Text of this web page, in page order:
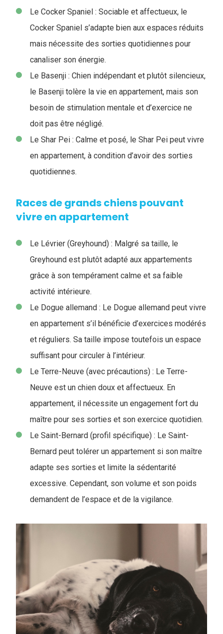
Le Cocker Spaniel : Sociable et affectueux, le
Cocker Spaniel s’adapte bien aux espaces réduits
mais nécessite des sorties quotidiennes pour
canaliser son énergie.
Le Basenji : Chien indépendant et plutôt silencieux,
le Basenji tolère la vie en appartement, mais son
besoin de stimulation mentale et d’exercice ne
doit pas être négligé.
Le Shar Pei : Calme et posé, le Shar Pei peut vivre
en appartement, à condition d’avoir des sorties
quotidiennes.
Races de grands chiens pouvant
vivre en appartement
Le Lévrier (Greyhound) : Malgré sa taille, le
Greyhound est plutôt adapté aux appartements
grâce à son tempérament calme et sa faible
activité intérieure.
Le Dogue allemand : Le Dogue allemand peut vivre
en appartement s’il bénéficie d’exercices modérés
et réguliers. Sa taille impose toutefois un espace
suffisant pour circuler à l’intérieur.
Le Terre-Neuve (avec précautions) : Le Terre-
Neuve est un chien doux et affectueux. En
appartement, il nécessite un engagement fort du
maître pour ses sorties et son exercice quotidien.
Le Saint-Bernard (profil spécifique) : Le Saint-
Bernard peut tolérer un appartement si son maître
adapte ses sorties et limite la sédentarité
excessive. Cependant, son volume et son poids
demandent de l’espace et de la vigilance.